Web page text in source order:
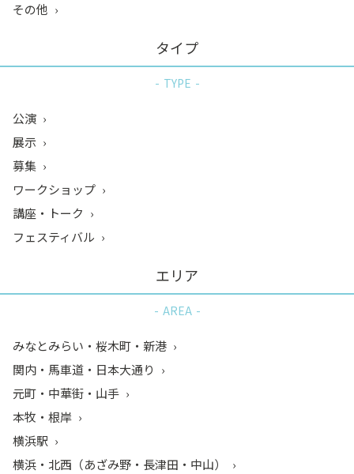
その他
タイプ
TYPE
公演
展示
募集
ワークショップ
講座・トーク
フェスティバル
エリア
AREA
みなとみらい・桜木町・新港
関内・馬車道・日本大通り
元町・中華街・山手
本牧・根岸
横浜駅
横浜・北西（あざみ野・長津田・中山）